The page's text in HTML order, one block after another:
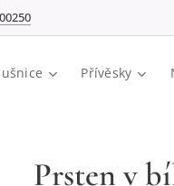
Přívěsky
Prsten v